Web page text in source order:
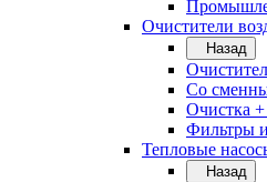
Очистители
Назад
Cо
Очистка
Фильтры
Тепловые
Назад